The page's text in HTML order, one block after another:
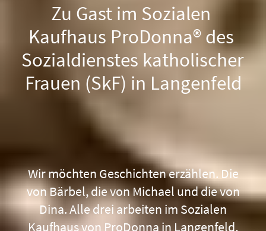
Zu Gast im Sozialen
Kaufhaus ProDonna® des
Sozialdienstes katholischer
Frauen (SkF) in Langenfeld
Wir möchten Geschichten erzählen. Die
von Bärbel, die von Michael und die von
Dina. Alle drei arbeiten im Sozialen
Kaufhaus von ProDonna in Langenfeld,